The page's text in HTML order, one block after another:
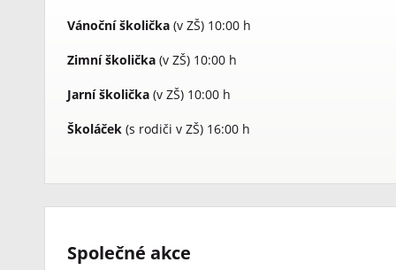
Vánoční školička (v ZŠ) 10:00 h
Zimní školička (v ZŠ) 10:00 h
Jarní školička (v ZŠ) 10:00 h
Školáček (s rodiči v ZŠ) 16:00 h
Společné akce